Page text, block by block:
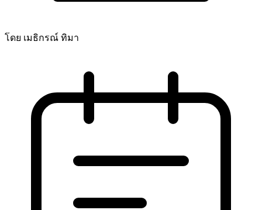
โดย เมธิกรณ์ ทิมา